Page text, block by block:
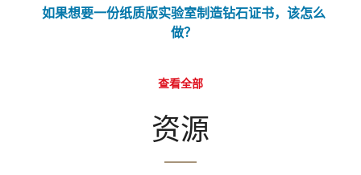
如果想要一份纸质版实验室制造钻石证书，该怎么
做？
查看全部
资源